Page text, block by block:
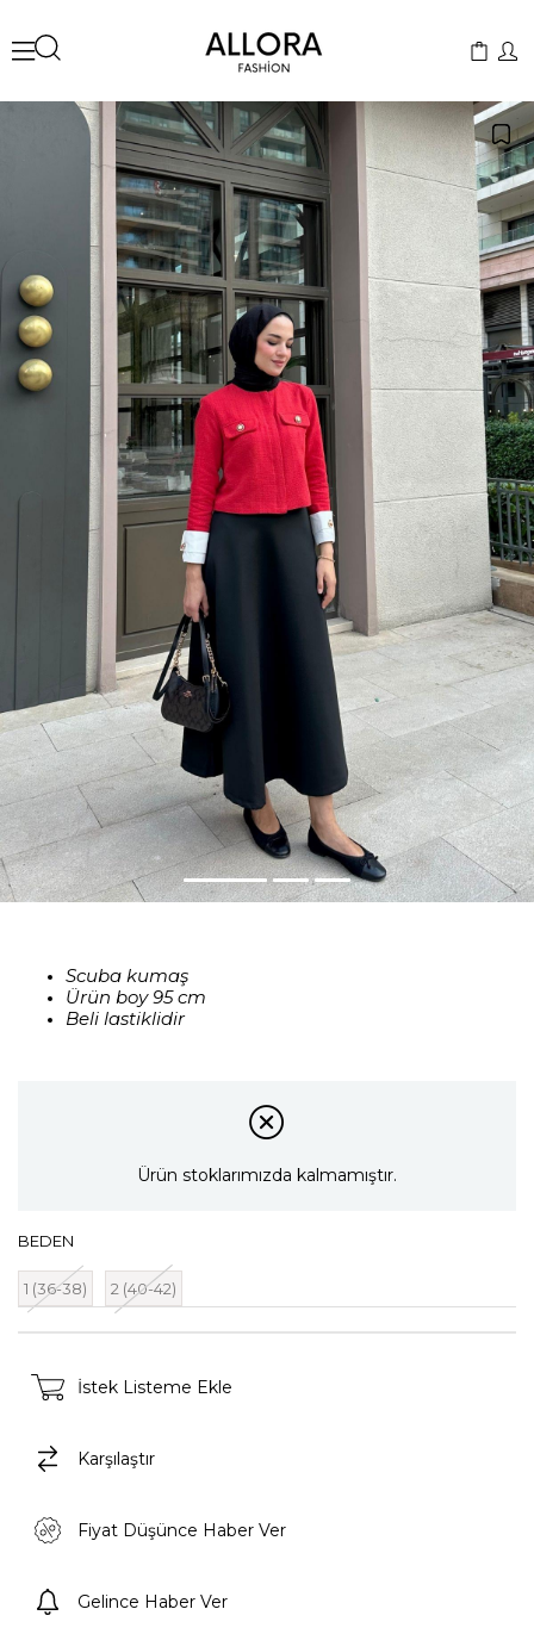
Scuba kumaş
Ürün boy 95 cm
Beli lastiklidir
Ürün stoklarımızda kalmamıştır.
BEDEN
1 (36-38) 2 (40-42)
İstek Listeme Ekle
Karşılaştır
Fiyat Düşünce Haber Ver
Gelince Haber Ver